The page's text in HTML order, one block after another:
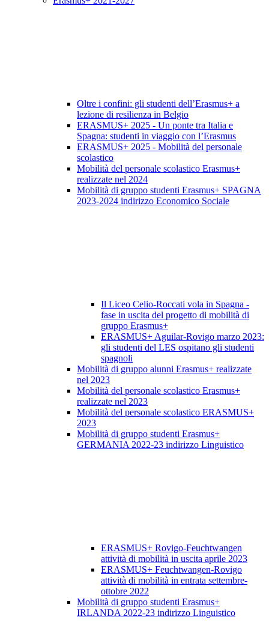
Oltre i confini: gli studenti dell’Erasmus+ a
lezione di resilienza in Belgio
ERASMUS+ 2025 - Un ponte tra Italia e
Spagna: studenti in viaggio con l’Erasmus
ERASMUS+ 2025 - Mobilità del personale
scolastico
Mobilità del personale scolastico Erasmus+
realizzate nel 2024
Mobilità di gruppo studenti Erasmus+ SPAGNA
2023-2024 indirizzo Economico Sociale
Il Liceo Celio-Roccati vola in Spagna -
fase in uscita del progetto di mobilità di
gruppo Erasmus+
ERASMUS+ Aguilar-Rovigo marzo 2023:
gli studenti del LES ospitano gli studenti
spagnoli
Mobilità di gruppo alunni Erasmus+ realizzate
nel 2023
Mobilità del personale scolastico Erasmus+
realizzate nel 2023
Mobilità del personale scolastico ERASMUS+
2023
Mobilità di gruppo studenti Erasmus+
GERMANIA 2022-23 indirizzo Linguistico
ERASMUS+ Rovigo-Feuchtwangen
attività di mobilità in uscita aprile 2023
ERASMUS+ Feuchtwangen-Rovigo
attività di mobilità in entrata settembre-
ottobre 2022
Mobilità di gruppo studenti Erasmus+
IRLANDA 2022-23 indirizzo Linguistico